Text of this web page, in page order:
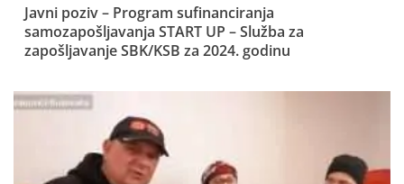
Javni poziv – Program sufinanciranja
samozapošljavanja START UP – Služba za
zapošljavanje SBK/KSB za 2024. godinu